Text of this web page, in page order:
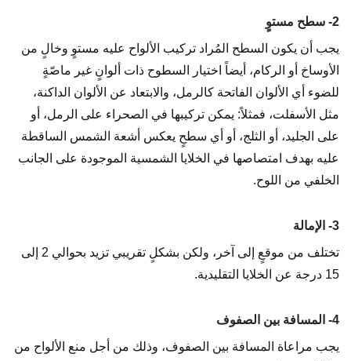
2- سطح مستوٍ
يجب أن يكون السطح المُراد تركيب الألواح عليه مستوٍ وخالٍ من
الأوساخ أو الركام، أيضاً اختيار السطوح ذات ألوانٍ غير ماصّةٍ
للضوء أي الألوان الفاتحة كالرمل، والابتعاد عن الألوان الداكنة،
مثل الأسفلت، فمثلاً: يمكن تركيبها في الصحراء على الرمل، أو
على الجليد، أو الثلج، أو أي سطحٍ يعكس أشعة الشمس الساقطة
عليه بهدف امتصاصها في الخلايا الشمسية الموجودة على الجانب
الخلفي من اللوح.
3- الإمالة
تختلف من موقعٍ إلى آخر، ولكن بشكلٍ تقريبي تزيد بحوالي 2 إلى
15 درجة عن الخلايا التقليدية.
4- المسافة بين الصفوف
يجب مراعاة المسافة بين الصفوف، وذلك من أجل منع الألواح من